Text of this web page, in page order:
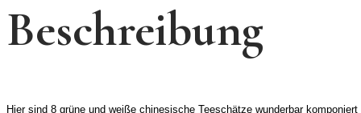
Beschreibung
Hier sind 8 grüne und weiße chinesische Teeschätze wunderbar